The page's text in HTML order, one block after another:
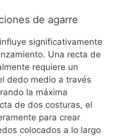
de agarre
significativamente
Una recta de
requiere un
dedo medio a través
la máxima
de dos costuras, el
para crear
colocados a lo largo